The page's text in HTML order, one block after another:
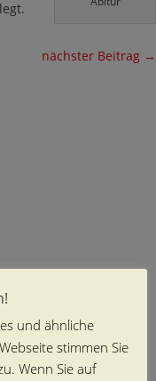
nächster Beitrag →
und ähnliche
stimmen Sie
Wenn Sie auf